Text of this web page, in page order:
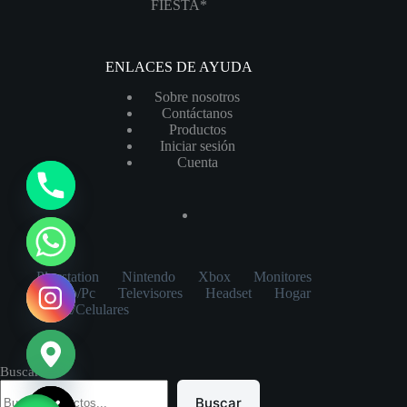
FIESTA*
ENLACES DE AYUDA
Sobre nosotros
Contáctanos
Productos
Iniciar sesión
Cuenta
Playstation Nintendo Xbox
Monitores
Laptop/Pc
Televisores Headset
Hogar
Tablet/Celulares
Buscar
Buscar
H
i
d
e
c
h
a
t
y